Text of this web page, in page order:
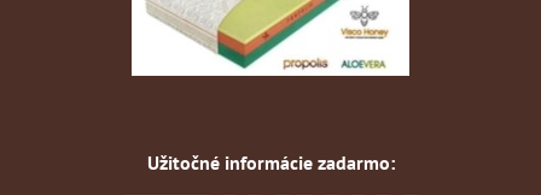
Užitočné informácie zadarmo: